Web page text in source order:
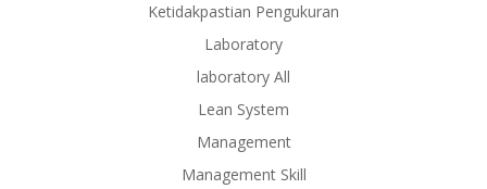
Ketidakpastian Pengukuran
Laboratory
laboratory All
Lean System
Management
Management Skill